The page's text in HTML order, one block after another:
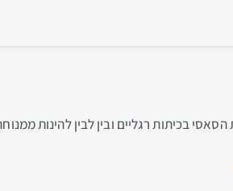
בכיתות רגליים ובין לבין להינות